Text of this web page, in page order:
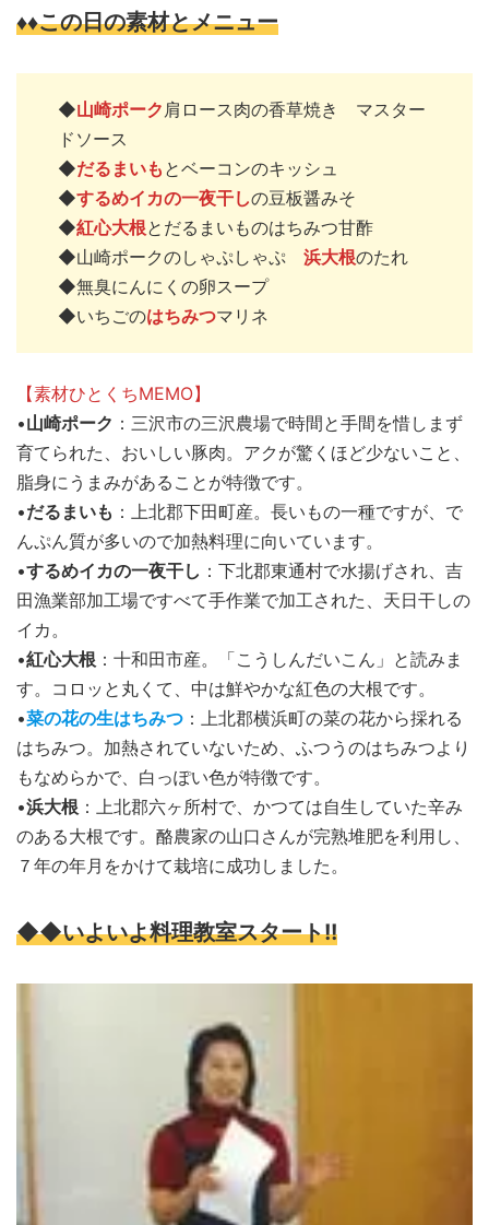
♦♦この日の素材とメニュー
◆山崎ポーク肩ロース肉の香草焼き マスター
ドソース
◆だるまいも とベーコンのキッシュ
◆するめイカの一夜干しの豆板醤みそ
◆紅心大根とだるまいものはちみつ甘酢
◆山崎ポークのしゃぷしゃぷ 浜大根のたれ
◆無臭にんにくの卵スープ
◆いちごのはちみつマリネ
【素材ひとくちMEMO】
•山崎ポーク ：三沢市の三沢農場で時間と手間を惜しまず
育てられた、おいしい豚肉。アクが驚くほど少ないこと、
脂身にうまみがあることが特徴です。
•だるまいも ：上北郡下田町産。長いもの一種ですが、で
んぷん質が多いので加熱料理に向いています。
•するめイカの一夜干し ：下北郡東通村で水揚げされ、吉
田漁業部加工場ですべて手作業で加工された、天日干しの
イカ。
•紅心大根 ：十和田市産。「こうしんだいこん」と読みま
す。コロッと丸くて、中は鮮やかな紅色の大根です。
•菜の花の生はちみつ ：上北郡横浜町の菜の花から採れる
はちみつ。加熱されていないため、ふつうのはちみつより
もなめらかで、白っぽい色が特徴です。
•浜大根 ：上北郡六ヶ所村で、かつては自生していた辛み
のある大根です。酪農家の山口さんが完熟堆肥を利用し、
７年の年月をかけて栽培に成功しました。
◆◆いよいよ料理教室スタート!!